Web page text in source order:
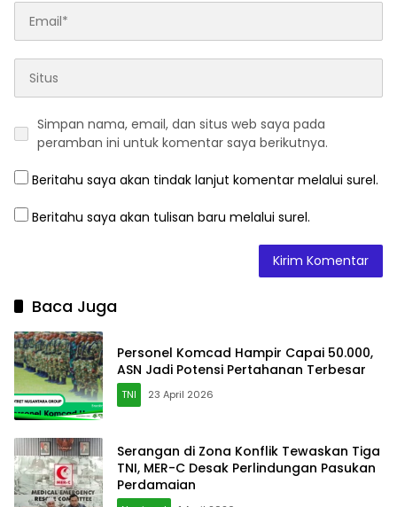
Simpan nama, email, dan situs web saya pada
peramban ini untuk komentar saya berikutnya.
Beritahu saya akan tindak lanjut komentar melalui surel.
Beritahu saya akan tulisan baru melalui surel.
Baca Juga
Personel Komcad Hampir Capai 50.000,
ASN Jadi Potensi Pertahanan Terbesar
TNI 23 April 2026
Serangan di Zona Konflik Tewaskan Tiga
TNI, MER-C Desak Perlindungan Pasukan
Perdamaian